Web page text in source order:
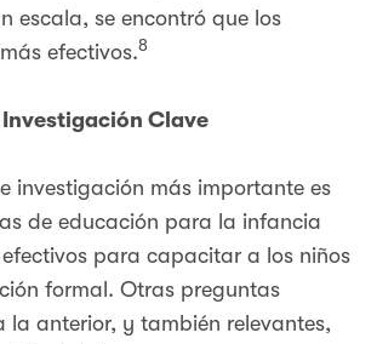
escala, se encontró que los
efectivos.8
Investigación Clave
investigación más importante es
de educación para la infancia
para capacitar a los niños
formal. Otras preguntas
la anterior, y también relevantes,